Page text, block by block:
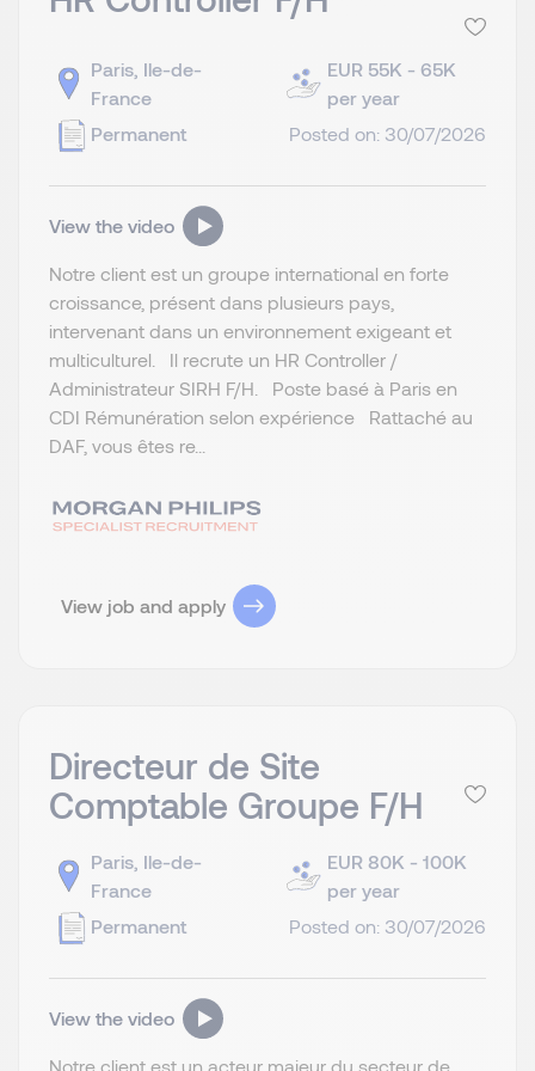
Paris, Ile-de-
France
Permanent
EUR 55K - 65K
per year
Posted on: 30/07/2026
View the video
Notre client est un groupe international en forte
croissance, présent dans plusieurs pays,
intervenant dans un environnement exigeant et
multiculturel. Il recrute un HR Controller /
Administrateur SIRH F/H. Poste basé à Paris en
CDI Rémunération selon expérience Rattaché au
DAF, vous êtes re...
View job and apply
Directeur de Site
Comptable Groupe F/H
Paris, Ile-de-
France
Permanent
EUR 80K - 100K
per year
Posted on: 30/07/2026
View the video
Notre client est un acteur majeur du secteur de